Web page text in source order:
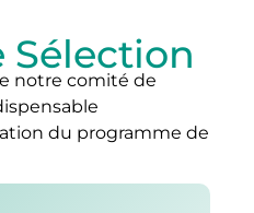
Sélection
notre comité de
du programme de